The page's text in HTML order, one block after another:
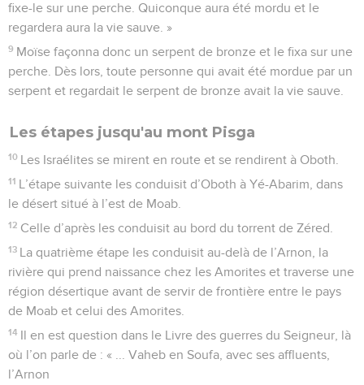
fixe-le sur une perche. Quiconque aura été mordu et le
regardera aura la vie sauve. »
9 Moïse façonna donc un serpent de bronze et le fixa sur une
perche. Dès lors, toute personne qui avait été mordue par un
serpent et regardait le serpent de bronze avait la vie sauve.
Les étapes jusqu'au mont Pisga
10 Les Israélites se mirent en route et se rendirent à Oboth.
11 L’étape suivante les conduisit d’Oboth à Yé-Abarim, dans
le désert situé à l’est de Moab.
12 Celle d’après les conduisit au bord du torrent de Zéred.
13 La quatrième étape les conduisit au-delà de l’Arnon, la
rivière qui prend naissance chez les Amorites et traverse une
région désertique avant de servir de frontière entre le pays
de Moab et celui des Amorites.
14 Il en est question dans le Livre des guerres du Seigneur, là
où l’on parle de : « ... Vaheb en Soufa, avec ses affluents,
l’Arnon